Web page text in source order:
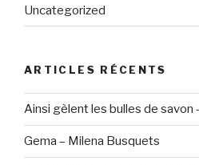
Uncategorized
ARTICLES RÉCENTS
Ainsi gèlent les bulles de savon
Gema – Milena Busquets